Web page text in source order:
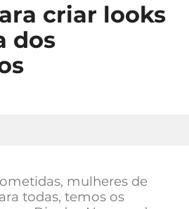
criar looks
dos
mulheres de
todas, temos os